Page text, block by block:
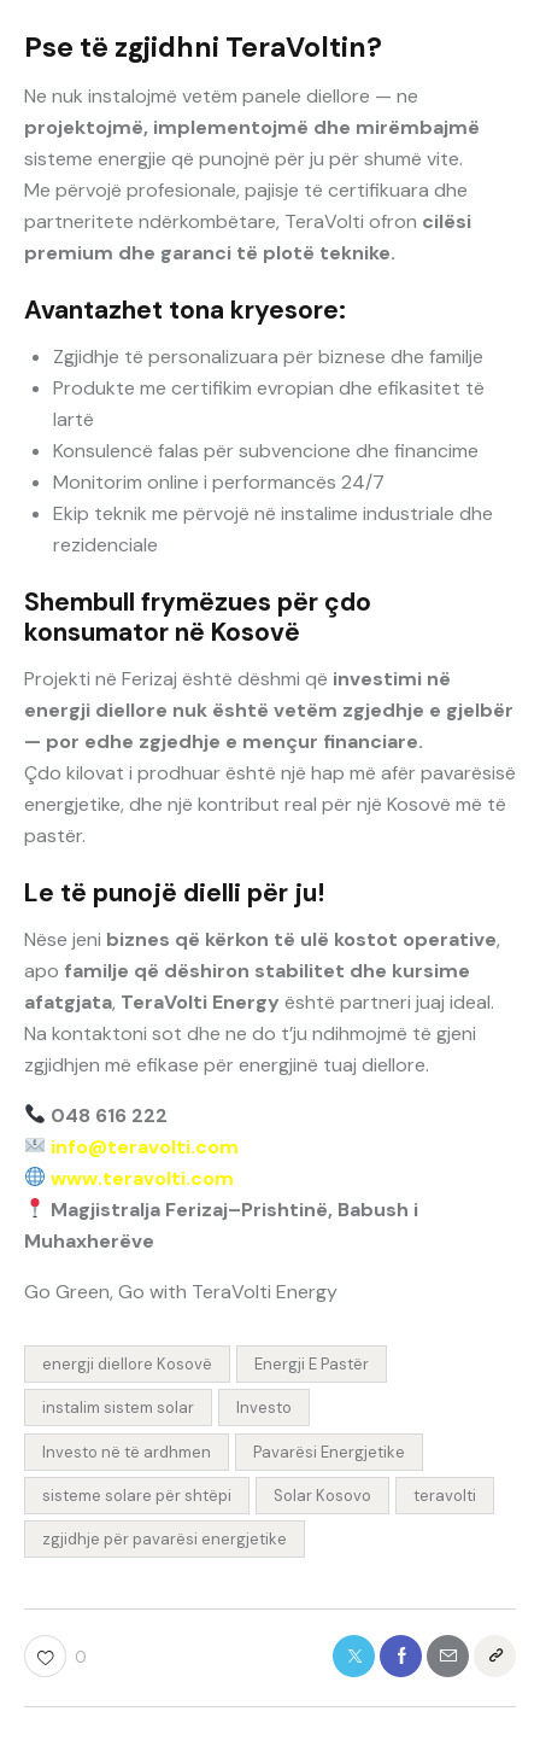
Pse të zgjidhni TeraVoltin?
Ne nuk instalojmë vetëm panele diellore — ne
projektojmë, implementojmë dhe mirëmbajmë
sisteme energjie që punojnë për ju për shumë vite.
Me përvojë profesionale, pajisje të certifikuara dhe
partneritete ndërkombëtare, TeraVolti ofron cilësi
premium dhe garanci të plotë teknike.
Avantazhet tona kryesore:
Zgjidhje të personalizuara për biznese dhe familje
Produkte me certifikim evropian dhe efikasitet të
lartë
Konsulencë falas për subvencione dhe financime
Monitorim online i performancës 24/7
Ekip teknik me përvojë në instalime industriale dhe
rezidenciale
Shembull frymëzues për çdo
konsumator në Kosovë
Projekti në Ferizaj është dëshmi që investimi në
energji diellore nuk është vetëm zgjedhje e gjelbër
— por edhe zgjedhje e mençur financiare.
Çdo kilovat i prodhuar është një hap më afër pavarësisë
energjetike, dhe një kontribut real për një Kosovë më të
pastër.
Le të punojë dielli për ju!
Nëse jeni biznes që kërkon të ulë kostot operative,
apo familje që dëshiron stabilitet dhe kursime
afatgjata, TeraVolti Energy është partneri juaj ideal.
Na kontaktoni sot dhe ne do t’ju ndihmojmë të gjeni
zgjidhjen më efikase për energjinë tuaj diellore.
048 616 222
info@teravolti.com
www.teravolti.com
Magjistralja Ferizaj–Prishtinë, Babush i
Muhaxherëve
Go Green, Go with TeraVolti Energy
energji diellore Kosovë Energji E Pastër
instalim sistem solar Investo
Investo në të ardhmen Pavarësi Energjetike
sisteme solare për shtëpi Solar Kosovo teravolti
zgjidhje për pavarësi energjetike
0